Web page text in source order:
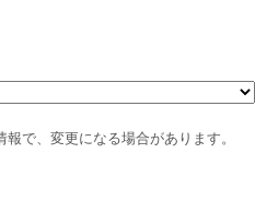
で、変更になる場合があります。